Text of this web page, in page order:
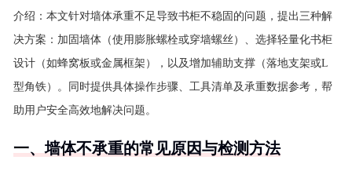
介绍： 本文针对墙体承重不足导致书柜不稳固的问题，提出三种解
决方案：加固墙体（使用膨胀螺栓或穿墙螺丝）、选择轻量化书柜
设计（如蜂窝板或金属框架），以及增加辅助支撑（落地支架或L
型角铁）。同时提供具体操作步骤、工具清单及承重数据参考，帮
助用户安全高效地解决问题。
一、墙体不承重的常见原因与检测方法